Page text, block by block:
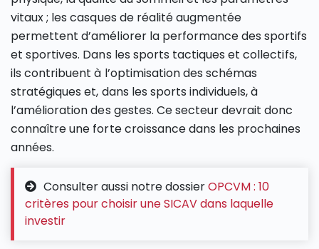
vitaux ; les casques de réalité augmentée
permettent d’améliorer la performance des sportifs
et sportives. Dans les sports tactiques et collectifs,
ils contribuent à l’optimisation des schémas
stratégiques et, dans les sports individuels, à
l’amélioration des gestes. Ce secteur devrait donc
connaître une forte croissance dans les prochaines
années.
Consulter aussi notre dossierOPCVM : 10
critères pour choisir une SICAV dans laquelle
investir